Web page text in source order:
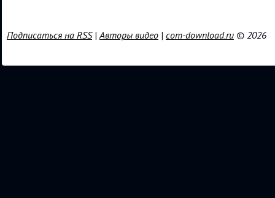
Подписаться на RSS|Авторы видео | com-download.ru © 2026